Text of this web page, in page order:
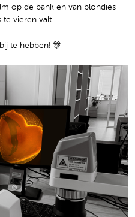
op de bank en van blondies
te vieren valt.
te hebben! 🎊